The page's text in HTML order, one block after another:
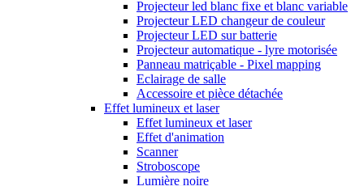
Projecteur led blanc fixe et blanc variable
Projecteur LED changeur de couleur
Projecteur LED sur batterie
Projecteur automatique - lyre motorisée
Panneau matriçable - Pixel mapping
Eclairage de salle
Accessoire et pièce détachée
Effet lumineux et laser
Effet lumineux et laser
Effet d'animation
Scanner
Stroboscope
Lumière noire